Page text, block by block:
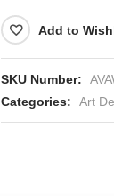
Add to
SKU Number:
Categories:
Art